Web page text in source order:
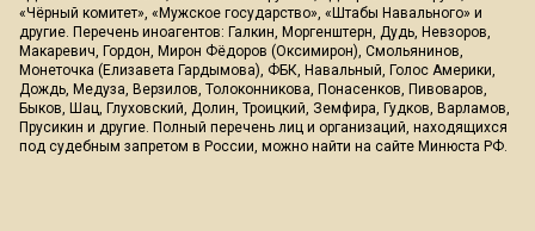
«Чёрный комитет», «Мужское государство», «Штабы Навального» и
другие. Перечень иноагентов: Галкин, Моргенштерн, Дудь, Невзоров,
Макаревич, Гордон, Мирон Фёдоров (Оксимирон), Смольянинов,
Монеточка (Елизавета Гардымова), ФБК, Навальный, Голос Америки,
Дождь, Медуза, Верзилов, Толоконникова, Понасенков, Пивоваров,
Быков, Шац, Глуховский, Долин, Троицкий, Земфира, Гудков, Варламов,
Прусикин и другие. Полный перечень лиц и организаций, находящихся
под судебным запретом в России, можно найти на сайте Минюста РФ.